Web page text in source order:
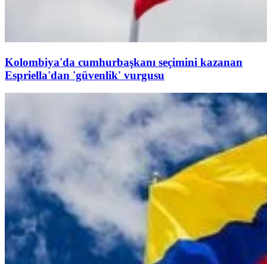
Kolombiya'da cumhurbaşkanı seçimini kazanan
Espriella'dan 'güvenlik' vurgusu